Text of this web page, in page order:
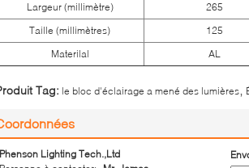
Largeur (millimètre)
265
Taille (millimètres)
125
Materilal
AL
Tag: le bloc d'éclairage a mené des lumières
Phenson Lighting Tech.,Ltd